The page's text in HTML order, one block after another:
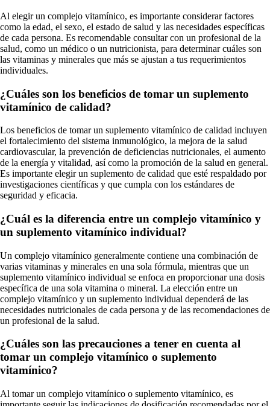
Al elegir un complejo vitamínico, es importante considerar factores
como la edad, el sexo, el estado de salud y las necesidades específicas
de cada persona. Es recomendable consultar con un profesional de la
salud, como un médico o un nutricionista, para determinar cuáles son
las vitaminas y minerales que más se ajustan a tus requerimientos
individuales.
¿Cuáles son los beneficios de tomar un suplemento
vitamínico de calidad?
Los beneficios de tomar un suplemento vitamínico de calidad incluyen
el fortalecimiento del sistema inmunológico, la mejora de la salud
cardiovascular, la prevención de deficiencias nutricionales, el aumento
de la energía y vitalidad, así como la promoción de la salud en general.
Es importante elegir un suplemento de calidad que esté respaldado por
investigaciones científicas y que cumpla con los estándares de
seguridad y eficacia.
¿Cuál es la diferencia entre un complejo vitamínico y
un suplemento vitamínico individual?
Un complejo vitamínico generalmente contiene una combinación de
varias vitaminas y minerales en una sola fórmula, mientras que un
suplemento vitamínico individual se enfoca en proporcionar una dosis
específica de una sola vitamina o mineral. La elección entre un
complejo vitamínico y un suplemento individual dependerá de las
necesidades nutricionales de cada persona y de las recomendaciones de
un profesional de la salud.
¿Cuáles son las precauciones a tener en cuenta al
tomar un complejo vitamínico o suplemento
vitamínico?
Al tomar un complejo vitamínico o suplemento vitamínico, es